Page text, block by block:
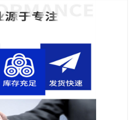
一水柠檬酸
葡萄糖酸钠
磷酸二氢钾